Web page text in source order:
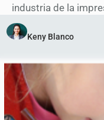
industria de la
Keny Blanco